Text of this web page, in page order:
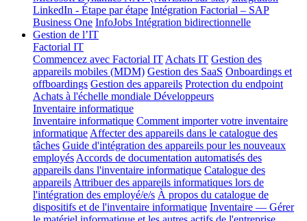
LinkedIn - Étape par étape Intégration Factorial – SAP
Business One InfoJobs Intégration bidirectionnelle
Gestion de l’IT
Factorial IT
Commencez avec Factorial IT Achats IT Gestion des
appareils mobiles (MDM) Gestion des SaaS Onboardings et
offboardings Gestion des appareils Protection du endpoint
Achats à l'échelle mondiale Développeurs
Inventaire informatique
Inventaire informatique Comment importer votre inventaire
informatique Affecter des appareils dans le catalogue des
tâches Guide d'intégration des appareils pour les nouveaux
employés Accords de documentation automatisés des
appareils dans l'inventaire informatique Catalogue des
appareils Attribuer des appareils informatiques lors de
l'intégration des employé/e/s À propos du catalogue de
dispositifs et de l'inventaire informatique Inventaire — Gérer